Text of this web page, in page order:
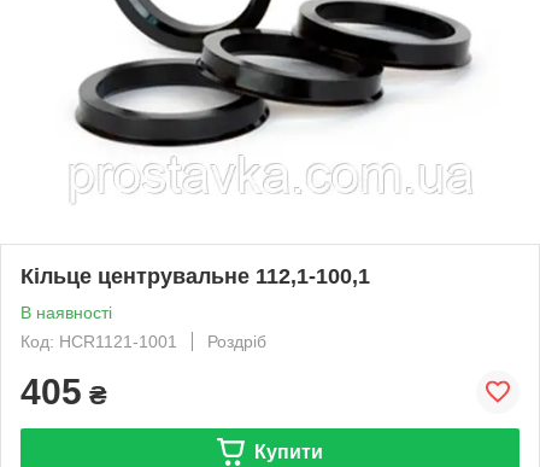
Кільце центрувальне 112,1-100,1
В наявності
Код: HCR1121-1001
Роздріб
405 ₴
Купити